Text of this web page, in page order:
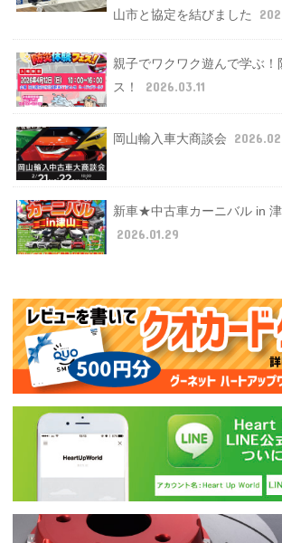
山市と協定を結びました
親子でワクワク遊んで学ぶ！
ス！
2026.03.11
岡山輸入車大商談会
新車★中古車カーニバル in
2026.01.29